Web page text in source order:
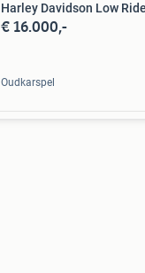
Harley Davidson Low
€ 16.000,-
Oudkarspel